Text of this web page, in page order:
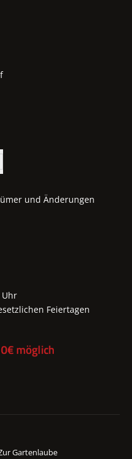
und Änderungen
Uhr
Feiertagen
Gartenlaube